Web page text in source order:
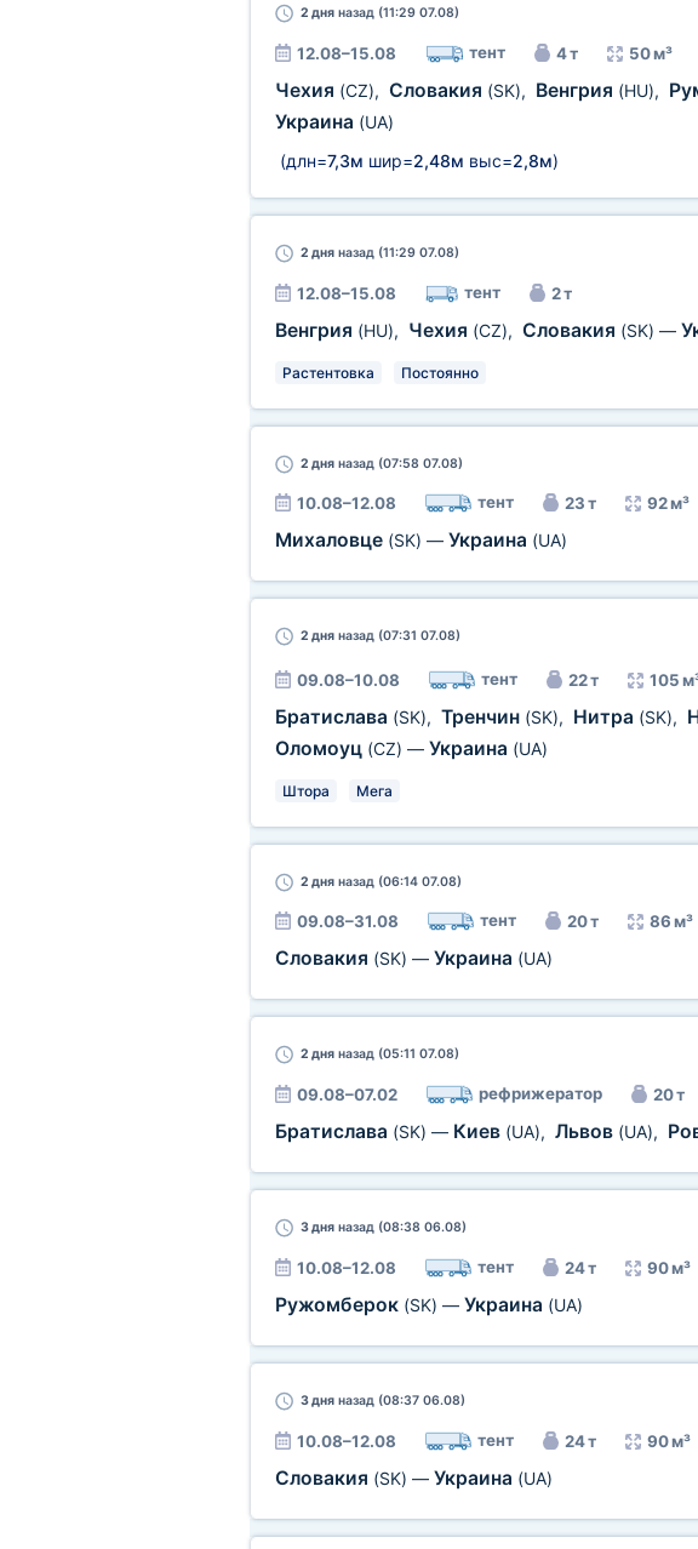
2 дняназад (11:29 07.08)
12.08–15.08 тент 4 т 50 м³
Чехия (CZ), Словакия (SK), Венгрия (HU),
Украина (UA)
(длн=7,3м шир=2,48м выс=2,8м)
2 дняназад (11:29 07.08)
12.08–15.08 тент 2 т
Венгрия (HU), Чехия (CZ), Словакия (SK) —
Растентовка Постоянно
2 дняназад (07:58 07.08)
10.08–12.08 тент 23 т 92 м³
Михаловце (SK) — Украина (UA)
2 дняназад (07:31 07.08)
09.08–10.08 тент 22 т 105
Братислава (SK), Тренчин (SK), Нитра (SK),
Оломоуц (CZ) — Украина (UA)
Штора Мега
2 дняназад (06:14 07.08)
09.08–31.08 тент 20 т 86 м³
Словакия (SK) — Украина (UA)
2 дняназад (05:11 07.08)
09.08–07.02 рефрижератор 20 т
Братислава (SK) — Киев (UA), Львов (UA),
3 дняназад (08:38 06.08)
10.08–12.08 тент 24 т 90 м³
Ружомберок (SK) — Украина (UA)
3 дняназад (08:37 06.08)
10.08–12.08 тент 24 т 90 м³
Словакия (SK) — Украина (UA)